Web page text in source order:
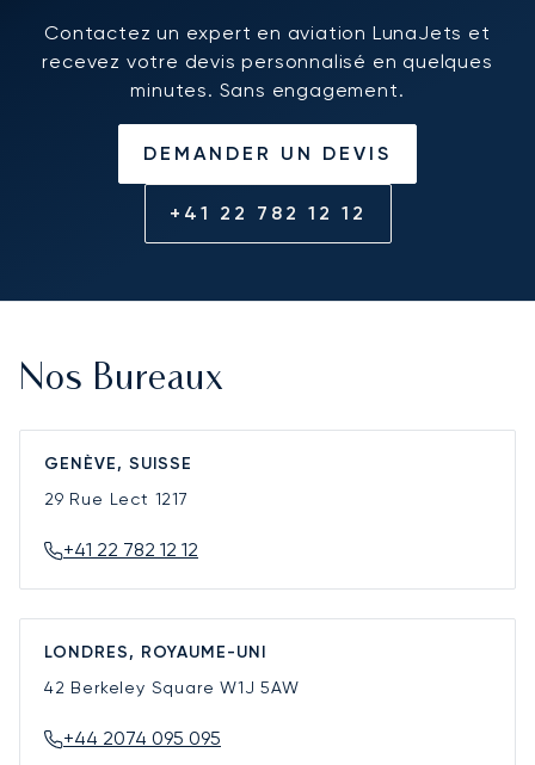
Contactez un expert en aviation LunaJets et
recevez votre devis personnalisé en quelques
minutes. Sans engagement.
DEMANDER UN DEVIS
+41 22 782 12 12
Nos Bureaux
GENÈVE, SUISSE
29 Rue Lect 1217
+41 22 782 12 12
LONDRES, ROYAUME-UNI
42 Berkeley SquareW1J 5AW
+44 2074 095 095